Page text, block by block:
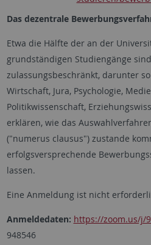
Das dezentrale
Etwa die Hälfte der an der
grundständigen Studiengänge
zulassungsbeschränkt, darunter
Wirtschaft, Jura, Psychologie,
Politikwissenschaft,
erklären, wie das
("numerus clausus") zustande
erfolgsversprechende
lassen.
Eine Anmeldung ist nicht
Anmeldedaten: https://zoom.us/j/
948546